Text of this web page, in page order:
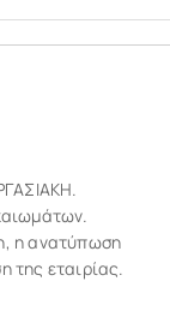
η ανατύπωση
της εταιρίας.